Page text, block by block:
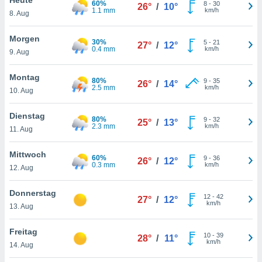
oder
Partner
es uns
das
der
Profil zu
Ihnen
finden
. Sie
jederzeit
Rand
8. Aug
60%
1.1 mm
26° / 10° 8- 30
km/h
Morgen
9. Aug
30%
0.4 mm
27° / 12° 5- 21
km/h
Montag
10. Aug
80%
2.5 mm
26° / 14° 9- 35
km/h
Dienstag
11. Aug
80%
2.3 mm
25° / 13° 9- 32
km/h
Mittwoch
12. Aug
60%
0.3 mm
26° / 12° 9- 36
km/h
Donnerstag
13. Aug
27° / 12° 12- 42
km/h
Freitag
14. Aug
28° / 11° 10- 39
km/h